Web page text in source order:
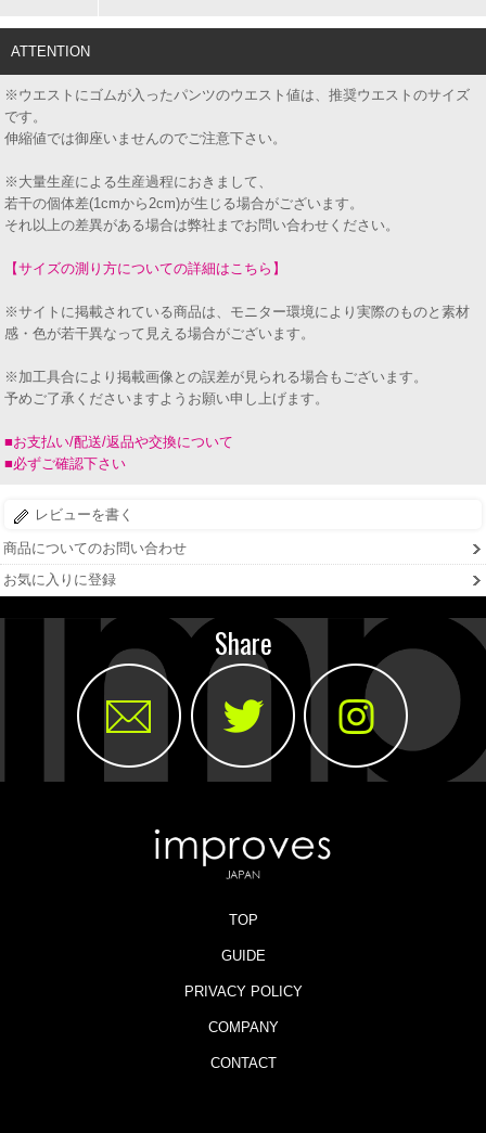
ATTENTION
※ウエストにゴムが入ったパンツのウエスト値は、推奨ウエストのサイズ
です。
伸縮値では御座いませんのでご注意下さい。
※大量生産による生産過程におきまして、
若干の個体差(1cmから2cm)が生じる場合がございます。
それ以上の差異がある場合は弊社までお問い合わせください。
【サイズの測り方についての詳細はこちら】
※サイトに掲載されている商品は、モニター環境により実際のものと素材
感・色が若干異なって見える場合がございます。
※加工具合により掲載画像との誤差が見られる場合もございます。
予めご了承くださいますようお願い申し上げます。
■お支払い/配送/返品や交換について
■必ずご確認下さい
レビューを書く
商品についてのお問い合わせ
お気に入りに登録
Share
TOP
GUIDE
PRIVACY POLICY
COMPANY
CONTACT